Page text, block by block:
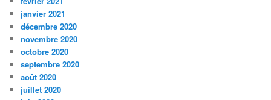
janvier 2021
décembre 2020
novembre 2020
octobre 2020
septembre 2020
août 2020
juillet 2020